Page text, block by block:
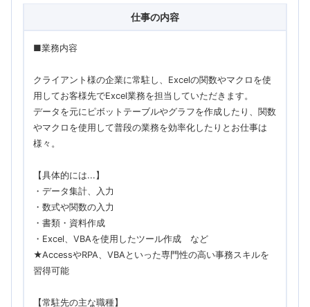
仕事の内容
■業務内容
クライアント様の企業に常駐し、Excelの関数やマクロを使
用してお客様先でExcel業務を担当していただきます。
データを元にピボットテーブルやグラフを作成したり、関数
やマクロを使用して普段の業務を効率化したりとお仕事は
様々。
【具体的には...】
・データ集計、入力
・数式や関数の入力
・書類・資料作成
・Excel、VBAを使用したツール作成 など
★AccessやRPA、VBAといった専門性の高い事務スキルを
習得可能
【常駐先の主な職種】